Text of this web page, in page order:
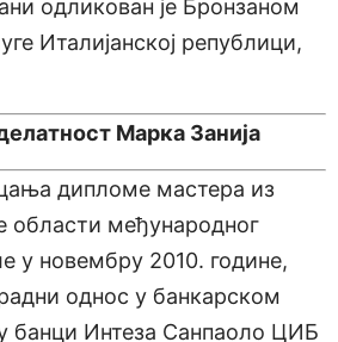
одликован је Бронзаном
Италијанској републици,
Марка Занија
дипломе мастера из
области међународног
у новембру 2010. године,
однос у банкарском
банци Интеза Санпаоло ЦИБ